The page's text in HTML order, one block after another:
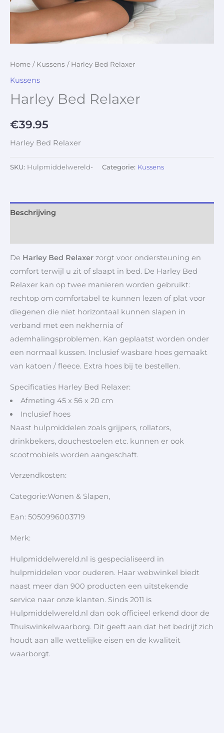
Home / Kussens / Harley Bed Relaxer
Kussens
Harley Bed Relaxer
€39.95
Harley Bed Relaxer
SKU: Hulpmiddelwereld- Categorie: Kussens
Beschrijving
De Harley Bed Relaxer zorgt voor ondersteuning en
comfort terwijl u zit of slaapt in bed. De Harley Bed
Relaxer kan op twee manieren worden gebruikt:
rechtop om comfortabel te kunnen lezen of plat voor
diegenen die niet horizontaal kunnen slapen in
verband met een nekhernia of
ademhalingsproblemen. Kan geplaatst worden onder
een normaal kussen. Inclusief wasbare hoes gemaakt
van katoen / fleece. Extra hoes bij te bestellen.
Specificaties Harley Bed Relaxer:
Afmeting 45 x 56 x 20 cm
Inclusief hoes
Naast hulpmiddelen zoals grijpers, rollators,
drinkbekers, douchestoelen etc. kunnen er ook
scootmobiels worden aangeschaft.
Verzendkosten:
Categorie:Wonen & Slapen,
Ean: 5050996003719
Merk:
Hulpmiddelwereld.nl is gespecialiseerd in
hulpmiddelen voor ouderen. Haar webwinkel biedt
naast meer dan 900 producten een uitstekende
service naar onze klanten. Sinds 2011 is
Hulpmiddelwereld.nl dan ook officieel erkend door de
Thuiswinkelwaarborg. Dit geeft aan dat het bedrijf zich
houdt aan alle wettelijke eisen en de kwaliteit
waarborgt.